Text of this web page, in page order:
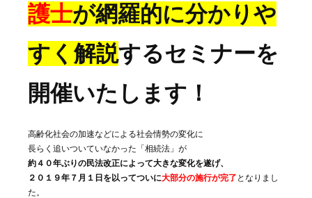
護士が網羅的に分かりや
すく解説するセミナーを
開催いたします！
高齢化社会の加速などによる社会情勢の変化に
長らく追いついていなかった「相続法」が
約４０年ぶりの民法改正によって大きな変化を遂げ、
２０１９年７月１日を以ってついに大部分の施行が完了 となりまし
た。